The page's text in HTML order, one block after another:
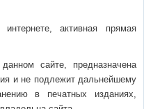
активная прямая
сайте, предназначена
и не подлежит дальнейшему
в печатных изданиях,